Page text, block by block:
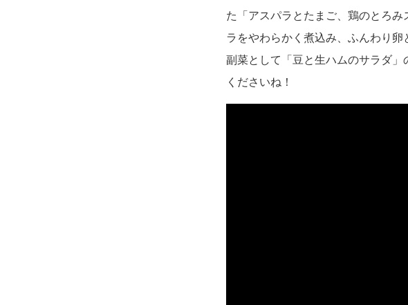
た「アスパラとたまご、鶏のとろ
ラをやわらかく煮込み、ふんわり卵
副菜として「豆と生ハムのサラダ
くださいね！